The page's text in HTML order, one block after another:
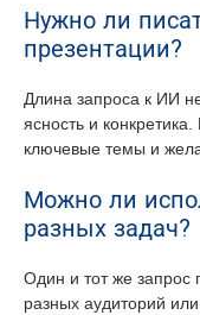
Нужно ли
презентации?
Длина запроса к ИИ
ясность и
ключевые темы и
Можно ли
разных задач?
Один и тот же запрос
разных аудиторий